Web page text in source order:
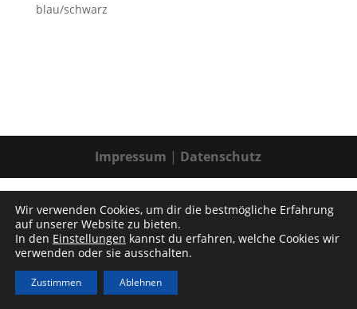
blau/schwarz
Impressum | Datenschutz
Wir verwenden Cookies, um dir die bestmögliche Erfahrung
auf unserer Website zu bieten.
In den Einstellungen kannst du erfahren, welche Cookies wir
verwenden oder sie ausschalten.
Zustimmen Ablehnen